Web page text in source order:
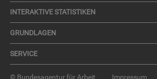
IN­TER­AK­TI­VE STA­TIS­TI­KEN
GRUND­LA­GEN
SER­VICE
© Bundesagentur für Arbeit Impressum